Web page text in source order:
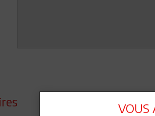
VOUS